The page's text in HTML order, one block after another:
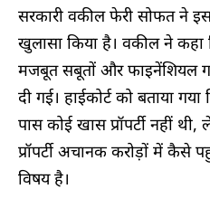
सरकारी वकील फेरी सोफत ने
खुलासा किया है। वकील ने कहा
मजबूत सबूतों और फाइनेंशियल
दी गई। हाईकोर्ट को बताया
पास कोई खास प्रॉपर्टी नहीं
प्रॉपर्टी अचानक करोड़ों में कैसे
विषय है।